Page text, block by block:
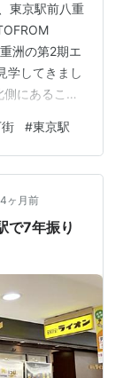
東京駅前八重
洲の第2期エ
学してきまし
にあること
スターミナ
ます。 八重
施設になっ
下1階の車道
ペース2台…
#東京駅
4ヶ月前
で7年振り